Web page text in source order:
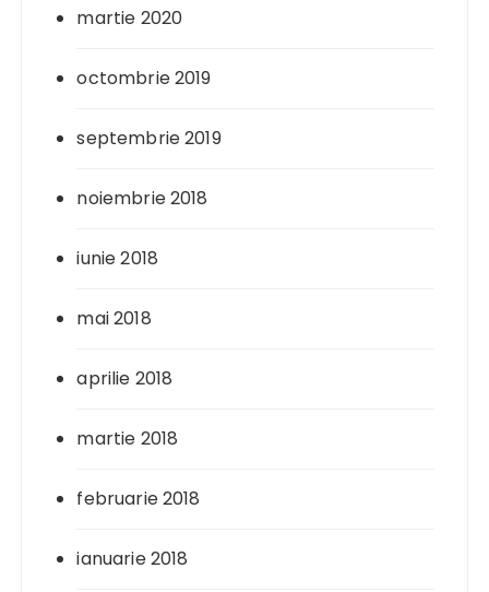
martie 2020
octombrie 2019
septembrie 2019
noiembrie 2018
iunie 2018
mai 2018
aprilie 2018
martie 2018
februarie 2018
ianuarie 2018